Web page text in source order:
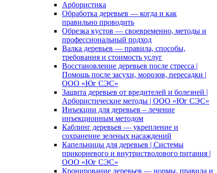
Арбористика
Обработка деревьев — когда и как
правильно проводить
Обрезка кустов — своевременно, методы и
профессиональный подход
Валка деревьев — правила, способы,
требования и стоимость услуг
Восстановление деревьев после стресса |
Помощь после засухи, морозов, пересадки |
ООО «Юг СЭС»
Защита деревьев от вредителей и болезней |
Арбористические методы | ООО «Юг СЭС»
Инъекции для деревьев – лечение
инъекционным методом
Каблинг деревьев — укрепление и
сохранение зеленых насаждений
Капельницы для деревьев | Системы
прикорневого и внутристволового питания |
ООО «Юг СЭС»
Кронирование деревьев — нормы, правила и